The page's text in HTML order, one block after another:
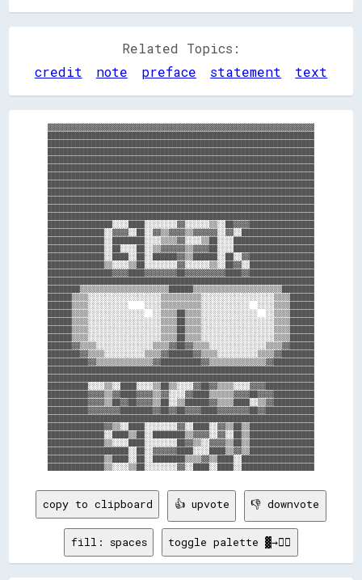
Related Topics:
credit
note preface statement text
▓▓▓▓▓▓▓▓▓▓▓▓▓▓▓▓▓▓▓▓▓▓▓▓▓▓▓▓▓▓▓▓▓▓▓▓▓▓▓▓▓▓▓▓▓▓▓▓▓▓▓▓▓▓▓▓▓▓▓▓▓▓▓▓▓▓
████████████████░░░░████░░░░░░░░▓▓░░░░░░▒▒░░██▓▓▓▓████████████████
██████████████░░▓▓▓▓░░██░░▓▓▒▒▓▓▓▓▒▒▓▓▓▓▓▓░░▓▓░░██████████████████
██████████████░░████████░░░░▒▒▒▒▓▓░░░░▒▒██░░░░████████████████████
██████████████░░██░░░░██░░▒▒▓▓▓▓▓▓▒▒▓▓▓▓██░░░░████████████████████
██████████████░░████░░██░░██████▓▓▒▒██████░░██░░▓▓████████████████
██████████████▒▒░░░░▒▒██░░░░░░░░▓▓░░░░░░▒▒░░██▓▓░░████████████████
████████████████▓▓▓▓████▓▓▓▓▓▓▓▓██▓▓▓▓▓▓▓▓▓▓████▓▓████████████████
████████▒▒▒▒▒▒▒▒▒▒▒▒▒▒▒▒▒▒▒▒▒▒██████▒▒▒▒▒▒▒▒▒▒▒▒▒▒▒▒▒▒▒▒▒▒████████
██████▒▒▒▒░░░░░░░░░░░░░░░░░░▒▒▒▒▒▒▒▒▒▒░░░░░░░░░░░░░░░░░░▒▒▒▒██████
██████▒▒▒▒░░░░░░░░░░    ░░░░▒▒▒▒▒▒▒▒▒▒░░░░░░░░░░░░  ░░░░▒▒▒▒██████
██████▒▒▒▒░░░░░░░░░░░░░░  ░░▒▒▒▒██▒▒▒▒░░░░░░░░░░░░░░  ░░▒▒▒▒██████
██████▒▒▒▒░░░░░░░░░░░░░░░░░░▒▒▒▒██▒▒▒▒░░░░░░░░░░░░░░░░░░▒▒▒▒██████
██████▒▒▒▒░░░░░░░░░░░░░░░░░░▒▒▒▒██▒▒▒▒░░░░░░░░░░░░░░░░░░▒▒▒▒██████
██████▒▒▒▒░░░░░░░░░░░░░░░░░░▒▒▒▒██▒▒▒▒░░░░░░░░░░░░░░░░░░▒▒▒▒██████
██████▓▓▒▒▒▒░░░░░░░░░░░░░░▒▒▒▒▓▓██▓▓▒▒▒▒░░░░░░░░░░░░░░▒▒▒▒▓▓██████
████████▓▓▒▒▒▒░░░░░░░░░░▒▒▒▒▓▓██████▓▓▒▒▒▒░░░░░░░░░░▒▒▒▒▓▓████████
██████████▓▓▒▒▒▒▒▒▒▒▒▒▒▒▒▒▓▓██████████▓▓▒▒▒▒▒▒▒▒▒▒▒▒▒▒▓▓██████████
██████████░░░░▒▒░░████░░░░▒▒██▒▒░░░░▓▓██▓▓▒▒▒▒░░░░▓▓▓▓████████████
██████████▓▓▓▓▒▒▓▓████▓▓▓▓▒▒▓▓░░░░▓▓████▒▒▒▒▒▒▓▓▓▓██▓▓▓▓██████████
██████████▓▓▓▓▒▒██▓▓██▓▓▓▓▒▒██░░▒▒██████▓▓▒▒▒▒████░░▒▒▓▓██████████
██████████▓▓▓▓▓▓▓▓████████▓▓██▓▓██▓▓▓▓████▓▓▓▓▓▓▓▓██▓▓████████████
██████████████▓▓▒▒░░████░░░░░░░░▓▓░░████░░▓▓▒▒██▒▒████████████████
██████████████░░████▒▒██░░████████▒▒▓▓▓▓░░▓▓░░██▒▒████████████████
██████████████▒▒░░░░████░░░░░░░░██▓▓▒▒░░▓▓▓▓▒▒██▒▒████████████████
████████████████████░░██░░▓▓▓▓▓▓████░░░░████▒▒▓▓▒▒████████████████
██████████████▒▒████░░██░░████████▒▒▒▒▓▓▒▒████░░██████████████████
copy to clipboard 👍 upvote 👎 downvote
fill: spaces toggle palette ▓→✊🏽